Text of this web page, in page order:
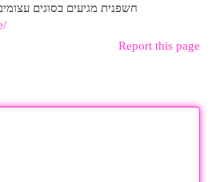
חשפנית מגיעים בסוגים
Report this page